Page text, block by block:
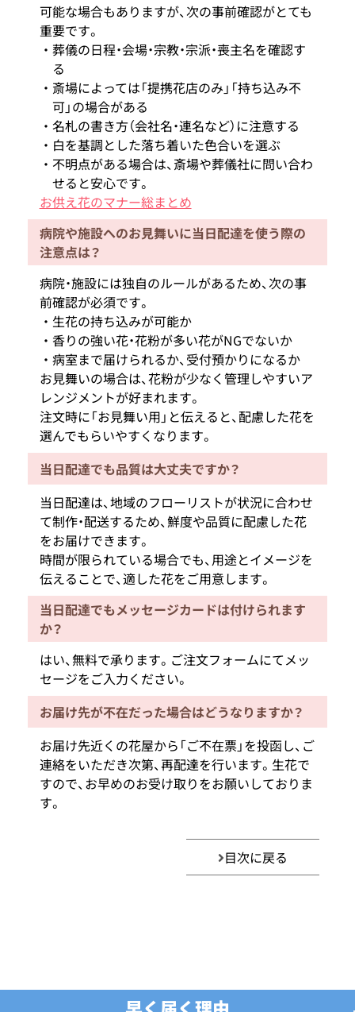
可能な場合もありますが、次の事前確認がとても
重要です。
葬儀の日程・会場・宗教・宗派・喪主名を確認す
る
斎場によっては「提携花店のみ」「持ち込み不
可」の場合がある
名札の書き方（会社名・連名など）に注意する
白を基調とした落ち着いた色合いを選ぶ
不明点がある場合は、斎場や葬儀社に問い合わ
せると安心です。
お供え花のマナー総まとめ
病院や施設へのお見舞いに当日配達を使う際の
注意点は？
病院・施設には独自のルールがあるため、次の事
前確認が必須です。
生花の持ち込みが可能か
香りの強い花・花粉が多い花がNGでないか
病室まで届けられるか、受付預かりになるか
お見舞いの場合は、花粉が少なく管理しやすいア
レンジメントが好まれます。
注文時に「お見舞い用」と伝えると、配慮した花を
選んでもらいやすくなります。
当日配達でも品質は大丈夫ですか？
当日配達は、地域のフローリストが状況に合わせ
て制作・配送するため、鮮度や品質に配慮した花
をお届けできます。
時間が限られている場合でも、用途とイメージを
伝えることで、適した花をご用意します。
当日配達でもメッセージカードは付けられます
か？
はい、無料で承ります。ご注文フォームにてメッ
セージをご入力ください。
お届け先が不在だった場合はどうなりますか？
お届け先近くの花屋から「ご不在票」を投函し、ご
連絡をいただき次第、再配達を行います。生花で
すので、お早めのお受け取りをお願いしておりま
す。
目次に戻る